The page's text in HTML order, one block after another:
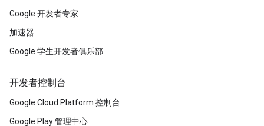
Google 开发者专家
加速器
Google 学生开发者俱乐部
开发者控制台
Google Cloud Platform 控制台
Google Play 管理中心